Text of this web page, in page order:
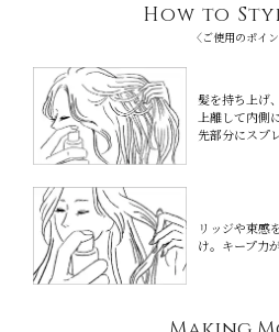
How to
〈ご使用のポイン
髪を持ち上げ
上離して内側
先部分にスプ
リッジや束感
け。キープ力